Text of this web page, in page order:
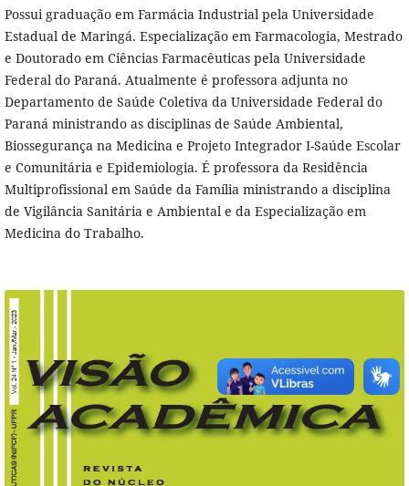
Possui graduação em Farmácia Industrial pela Universidade
Estadual de Maringá. Especialização em Farmacologia, Mestrado
e Doutorado em Ciências Farmacêuticas pela Universidade
Federal do Paraná. Atualmente é professora adjunta no
Departamento de Saúde Coletiva da Universidade Federal do
Paraná ministrando as disciplinas de Saúde Ambiental,
Biossegurança na Medicina e Projeto Integrador I-Saúde Escolar
e Comunitária e Epidemiologia. É professora da Residência
Multiprofissional em Saúde da Família ministrando a disciplina
de Vigilância Sanitária e Ambiental e da Especialização em
Medicina do Trabalho.